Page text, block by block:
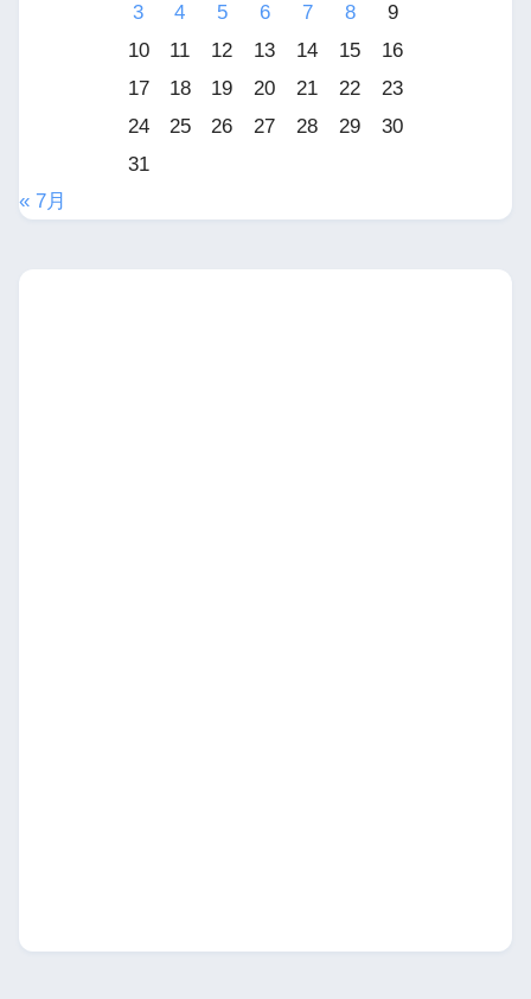
3
4 5 6 7 8
9
10
11 12 13 14 15
16
17
18 19 20 21 22
23
24
25 26 27 28 29
30
31
« 7月